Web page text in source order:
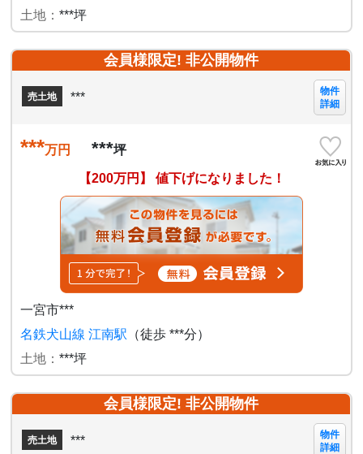
土地：***坪
会員様限定! 非公開物件
売土地 ***
物件
詳細
***万円 ***坪
【200万円】 値下げになりました！
一宮市***
名鉄犬山線 江南駅 （徒歩 ***分）
土地：***坪
会員様限定! 非公開物件
売土地 ***
物件
詳細